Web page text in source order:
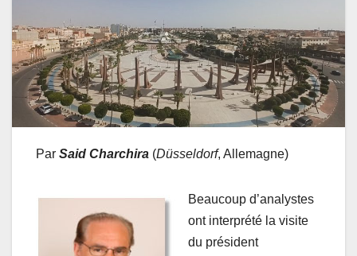
Par Said Charchira (Düsseldorf, Allemagne)
Beaucoup d’analystes
ont interprété la visite
du président